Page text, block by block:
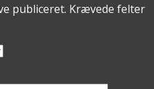
publiceret. Krævede felter